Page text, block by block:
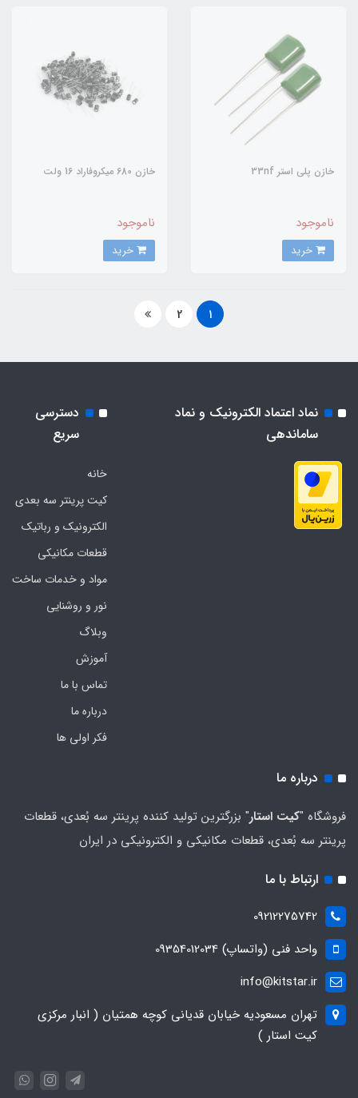
خازن پلی استر 33nf
ناموجود
خازن 680 میکروفاراد 16 ولت
ناموجود
1
2
نماد اعتماد الکترونیک و نماد
ساماندهی
دسترسی
سریع
خانه
کیت پرینتر سه بعدی
الکترونیک و رباتیک
قطعات مکانیکی
مواد و خدمات ساخت
نور و روشنایی
وبلاگ
آموزش
تماس با ما
درباره ما
فکر اولی ها
درباره ما
فروشگاه "کیت استار" بزرگترین تولید کننده پرینتر سه بُعدی، قطعات
پرینتر سه بُعدی، قطعات مکانیکی و الکترونیکی در ایران
ارتباط با ما
09212275742
واحد فنی (واتساپ) 09354012034
info@kitstar.ir
تهران مسعودیه خیابان قدیانی کوچه همتیان ( انبار مرکزی
کیت استار )